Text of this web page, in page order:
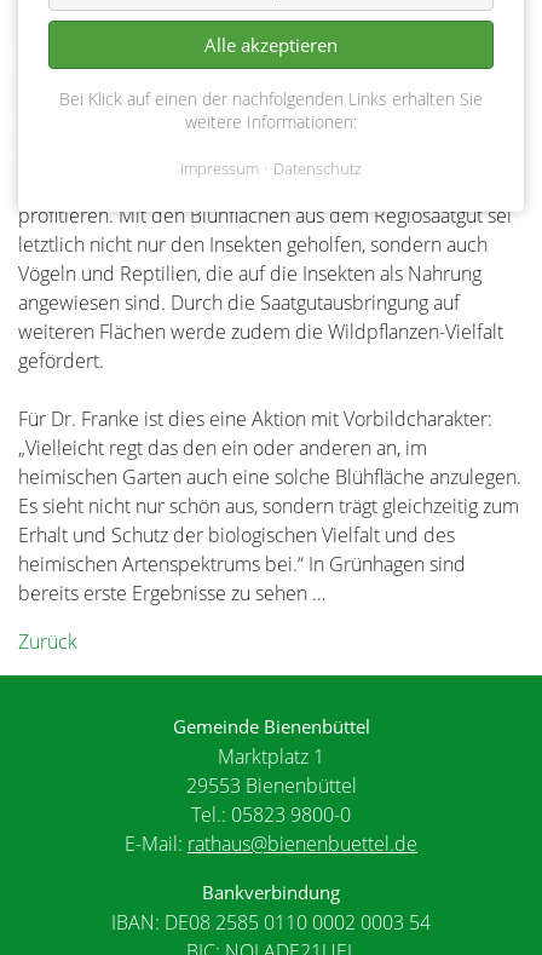
„Viele gefährdete Insekten sind auf die Blüten von
Wildpflanzen angewiesen“, erklärt Stephan Fritsch,
Geschäftsführer der NaturschutzStifung Landkreis Uelzen.
Wildbienen und andere Insekten könnten häufig nicht von
den Blüten der Kulturpflanzen, aus denen
landwirtschaftliche Blühflächen in der Regel bestehen,
profitieren. Mit den Blühflächen aus dem Regiosaatgut sei
letztlich nicht nur den Insekten geholfen, sondern auch
Vögeln und Reptilien, die auf die Insekten als Nahrung
angewiesen sind. Durch die Saatgutausbringung auf
weiteren Flächen werde zudem die Wildpflanzen-Vielfalt
gefördert.
Für Dr. Franke ist dies eine Aktion mit Vorbildcharakter:
„Vielleicht regt das den ein oder anderen an, im
heimischen Garten auch eine solche Blühfläche anzulegen.
Es sieht nicht nur schön aus, sondern trägt gleichzeitig zum
Erhalt und Schutz der biologischen Vielfalt und des
heimischen Artenspektrums bei.“ In Grünhagen sind
bereits erste Ergebnisse zu sehen …
Zurück
Gemeinde Bienenbüttel
Marktplatz 1
29553 Bienenbüttel
Tel.: 05823 9800-0
E-Mail: rathaus@bienenbuettel.de
Bankverbindung
IBAN: DE08 2585 0110 0002 0003 54
Alle akzeptieren
Bei Klick auf einen der nachfolgenden Links erhalten Sie
weitere Informationen:
Impressum Datenschutz